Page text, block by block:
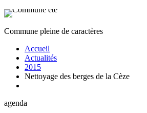
Commune pleine de caractères
Accueil
Actualités
2015
Nettoyage des berges de la Cèze
agenda